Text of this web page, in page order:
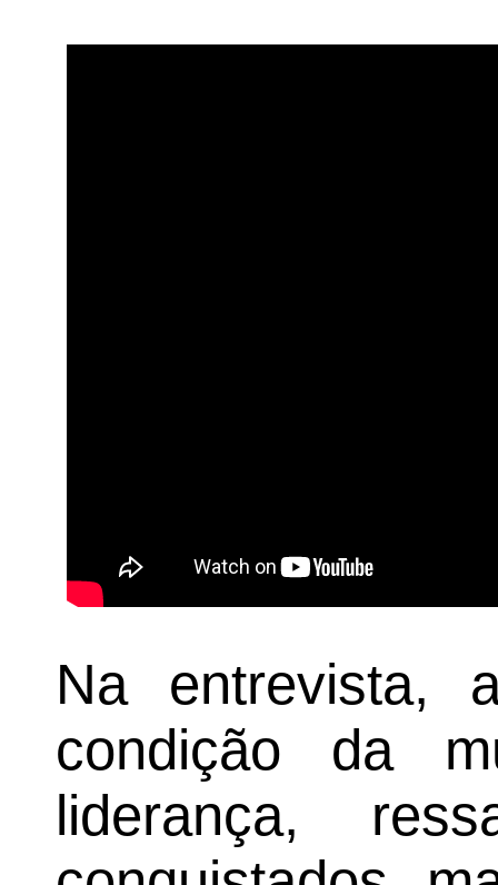
Na entrevista,
condição da
liderança,